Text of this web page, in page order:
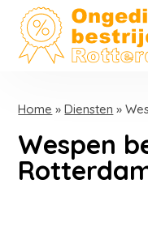
Home »Diensten »
Wespen